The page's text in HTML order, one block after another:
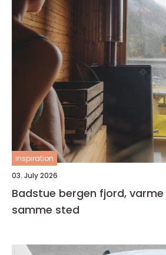
inspiration
03. July 2026
Badstue bergen fjord, varme og ro på
samme sted